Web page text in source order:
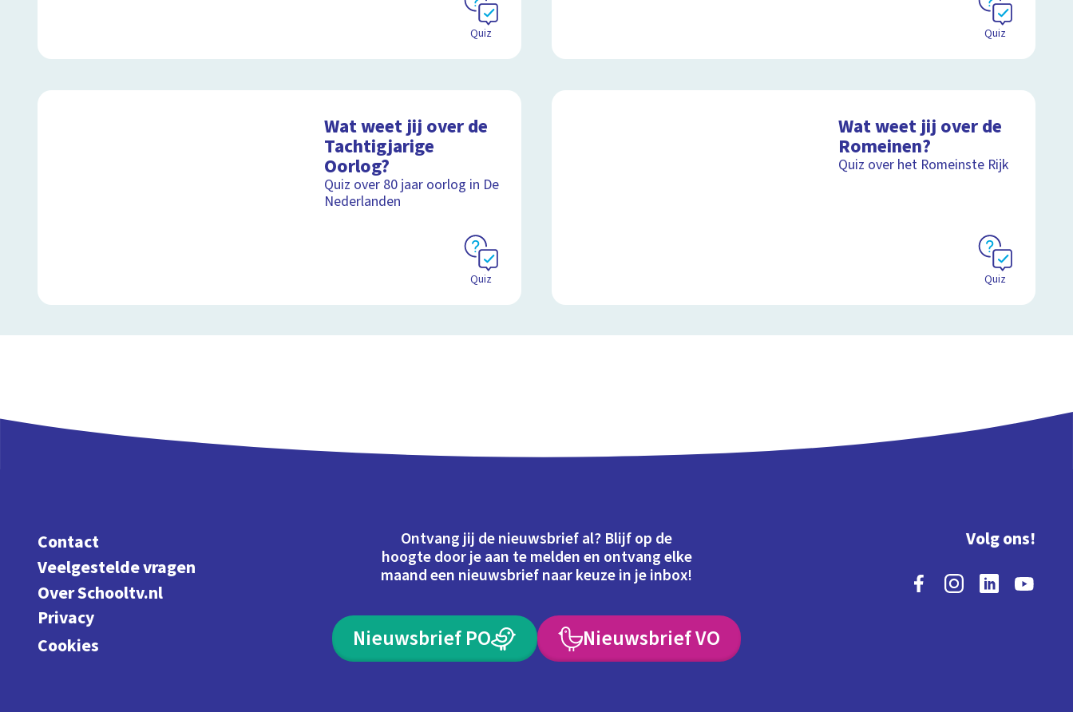
Quiz Quiz
Wat weet jij over de
Tachtigjarige
Oorlog?
Quiz over 80 jaar oorlog in De
Nederlanden
Quiz
Wat weet jij over de
Romeinen?
Quiz over het Romeinste Rijk
Quiz
Contact
Veelgestelde vragen
Over Schooltv.nl
Privacy
Cookies
Ontvang jij de nieuwsbrief al? Blijf op de
hoogte door je aan te melden en ontvang elke
maand een nieuwsbrief naar keuze in je inbox!
Nieuwsbrief PO Nieuwsbrief VO
Volg ons!